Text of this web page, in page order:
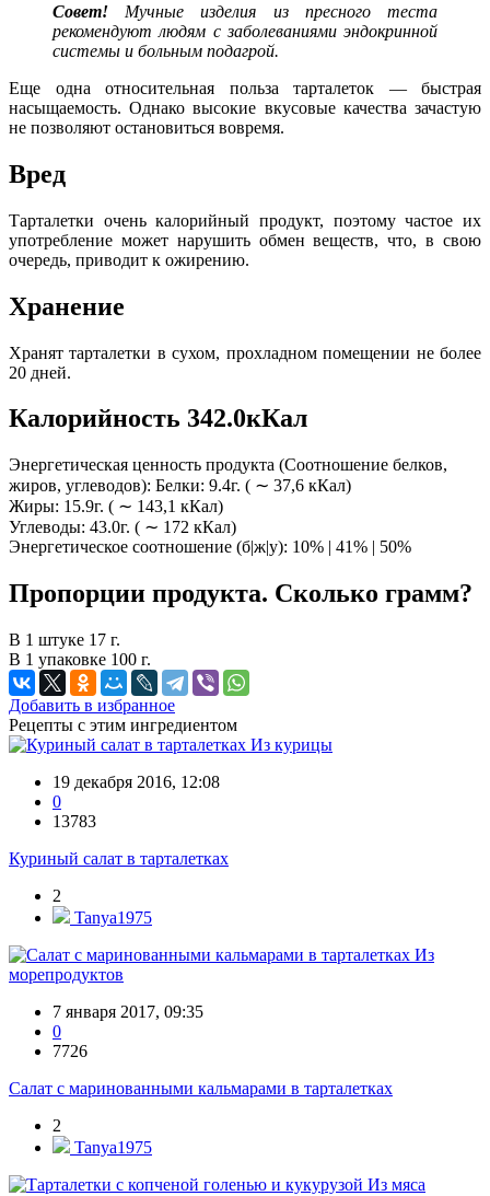
Совет! Мучные изделия из пресного теста
рекомендуют людям с заболеваниями эндокринной
системы и больным подагрой.
Еще одна относительная польза тарталеток — быстрая
насыщаемость. Однако высокие вкусовые качества зачастую
не позволяют остановиться вовремя.
Вред
Тарталетки очень калорийный продукт, поэтому частое их
употребление может нарушить обмен веществ, что, в свою
очередь, приводит к ожирению.
Хранение
Хранят тарталетки в сухом, прохладном помещении не более
20 дней.
Калорийность 342.0кКал
Энергетическая ценность продукта (Соотношение белков,
жиров, углеводов): Белки: 9.4г. ( ∼ 37,6 кКал)
Жиры: 15.9г. ( ∼ 143,1 кКал)
Углеводы: 43.0г. ( ∼ 172 кКал)
Энергетическое соотношение (б|ж|у): 10% | 41% | 50%
Пропорции продукта. Сколько грамм?
В 1 штуке 17 г.
В 1 упаковке 100 г.
Добавить в избранное
Рецепты с этим ингредиентом
Из курицы
19 декабря 2016, 12:08
0
13783
Куриный салат в тарталетках
2
Tanya1975
Из
морепродуктов
7 января 2017, 09:35
0
7726
Салат с маринованными кальмарами в тарталетках
2
Tanya1975
Из мяса